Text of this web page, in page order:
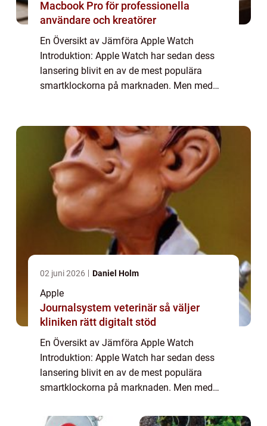
Macbook Pro för professionella
användare och kreatörer
En Översikt av Jämföra Apple Watch
Introduktion: Apple Watch har sedan dess
lansering blivit en av de mest populära
smartklockorna på marknaden. Men med
som är de...
02 juni 2026 Daniel Holm
Apple
Journalsystem veterinär så väljer
kliniken rätt digitalt stöd
En Översikt av Jämföra Apple Watch
Introduktion: Apple Watch har sedan dess
lansering blivit en av de mest populära
smartklockorna på marknaden. Men med
mellan kan det vara svårt att veta vilken